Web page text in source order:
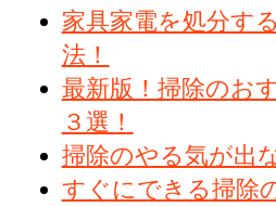
家具家電を処分す
法！
最新版！掃除のお
３選！
掃除のやる気が出
すぐにできる掃除